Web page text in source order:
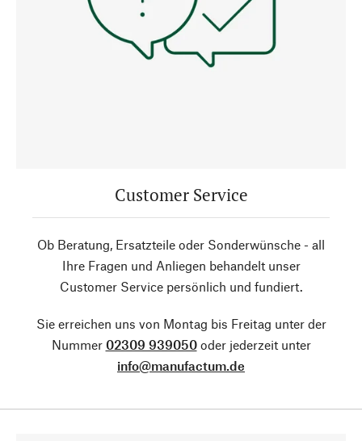
Customer Service
Ob Beratung, Ersatzteile oder Sonderwünsche - all
Ihre Fragen und Anliegen behandelt unser
Customer Service persönlich und fundiert.
Sie erreichen uns von Montag bis Freitag unter der
Nummer 02309 939050oder jederzeit unter
info@manufactum.de